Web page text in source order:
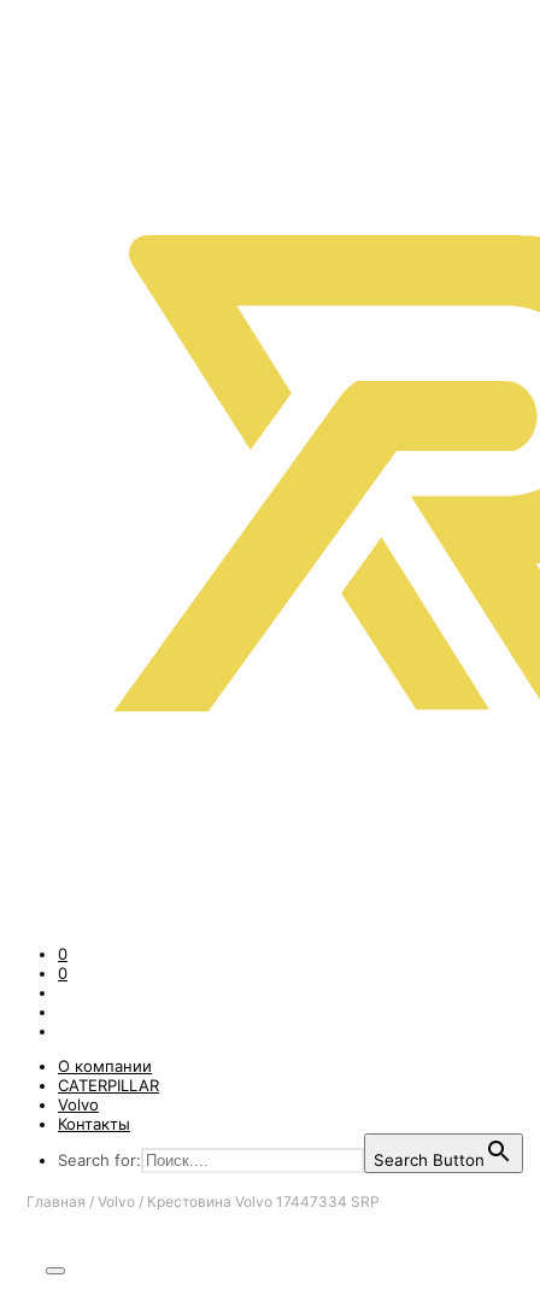
0
0
О компании
CATERPILLAR
Volvo
Контакты
Search for:
Search Button
Главная / Volvo / Крестовина Volvo 17447334 SRP